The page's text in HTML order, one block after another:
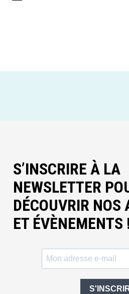
S’INSCRIRE À LA
NEWSLETTER
DÉCOUVRIR NOS
ET ÉVÈNEMENTS